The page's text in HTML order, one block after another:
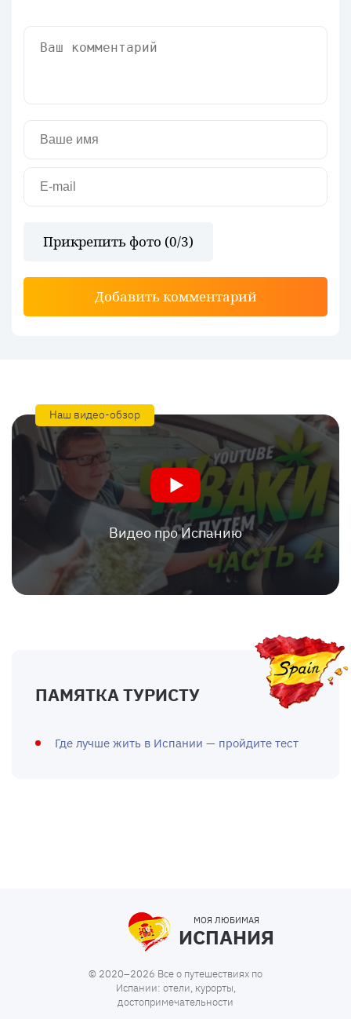
Прикрепить фото (0/3)
Добавить комментарий
Наш видео-обзор
Видео про Испанию
ПАМЯТКА ТУРИСТУ
Где лучше жить в Испании — пройдите тест
МОЯ ЛЮБИМАЯ
ИСПАНИЯ
© 2020–2026 Все о путешествиях по
Испании: отели, курорты,
достопримечательности